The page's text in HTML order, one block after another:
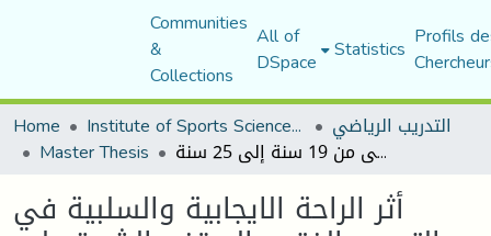
Communities
&
Collections
All of
DSpace Statistics Profils
Home
Institute of Sports Sciences and Techniques التدريب الرياضي
Master Thesis أثر الراحة الايجابية والسلبية في التدريب الفتري المرتفع الشدة على كفاءة الاسترجاع لدى لاعبي كرة القدم دراسة ميدانية لأكابر نادي شباب سيدي عيسى من 19 سنة إلى 25 سنة
أثر الراحة الايجابية والسلبية في